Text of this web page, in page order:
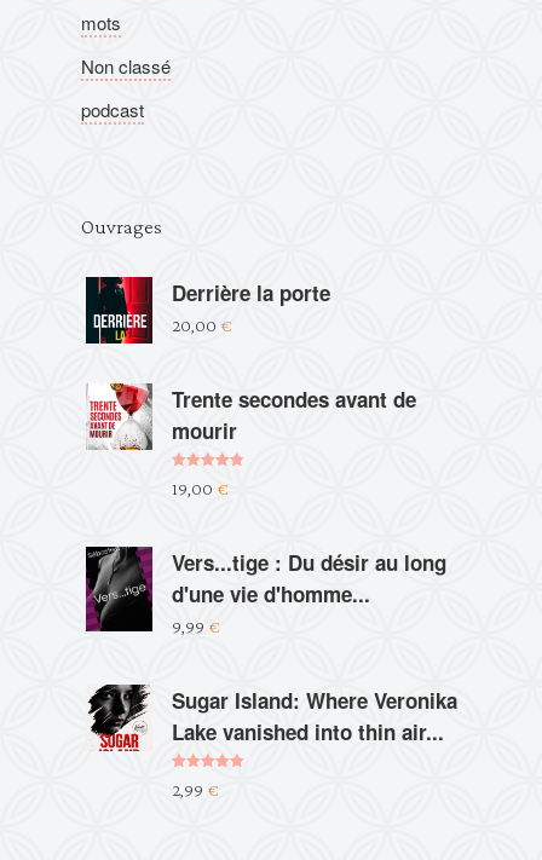
mots
Non classé
podcast
Ouvrages
Derrière la porte
20,00 €
Trente secondes avant de
mourir
sur 5
19,00 €
Vers...tige : Du désir au long
d'une vie d'homme...
9,99 €
Sugar Island: Where Veronika
Lake vanished into thin air...
sur 5
2,99 €